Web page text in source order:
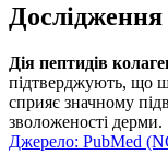
Дія пептидів
підтверджують, що
сприяє значному
зволоженості дерми.
Джерело: PubMed